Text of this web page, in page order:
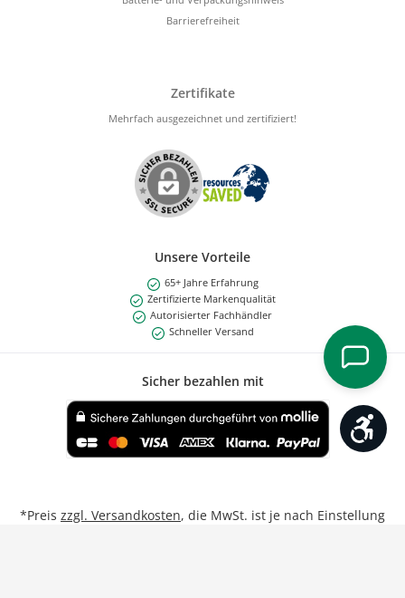
Barrierefreiheit
Zertifikate
Mehrfach ausgezeichnet und zertifiziert!
Unsere Vorteile
65+ Jahre Erfahrung
Zertifizierte Markenqualität
Autorisierter Fachhändler
Schneller Versand
Sicher bezahlen mit
*Preis zzgl. Versandkosten, die MwSt. ist je nach Einstellung